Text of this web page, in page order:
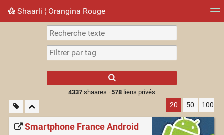
Shaarli ¦ Orangina Rouge
Nuage de tags Mur d'images
results.
4337shaares · 578liens privés
20 50 100
Smartphone France Android